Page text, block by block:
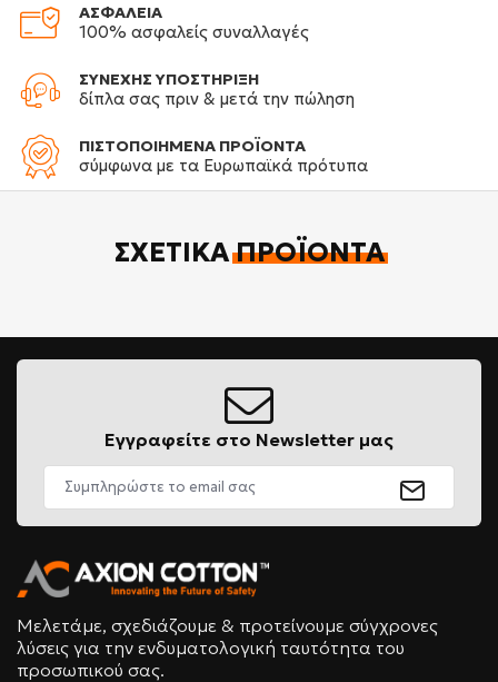
ΑΣΦΑΛΕΙΑ
100% ασφαλείς συναλλαγές
ΣΥΝΕΧΗΣ ΥΠΟΣΤΗΡΙΞΗ
δίπλα σας πριν & μετά την πώληση
ΠΙΣΤΟΠΟΙΗΜΕΝΑ ΠΡΟΪΟΝΤΑ
σύμφωνα με τα Ευρωπαϊκά πρότυπα
ΣΧΕΤΙΚΆΠΡΟΪΌΝΤΑ
Εγγραφείτε στο Newsletter μας
Μελετάμε, σχεδιάζουμε & προτείνουμε σύγχρονες
λύσεις για την ενδυματολογική ταυτότητα του
προσωπικού σας.